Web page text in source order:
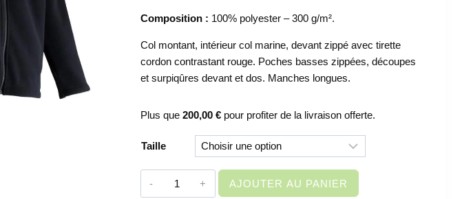
Composition : 100% polyester – 300 g/m².
Col montant, intérieur col marine, devant zippé avec tirette
cordon contrastant rouge. Poches basses zippées, découpes
et surpiqûres devant et dos. Manches longues.
Plus que200,00€ pour profiter de la livraison offerte.
Taille
quantité
de
AJOUTER AU PANIER